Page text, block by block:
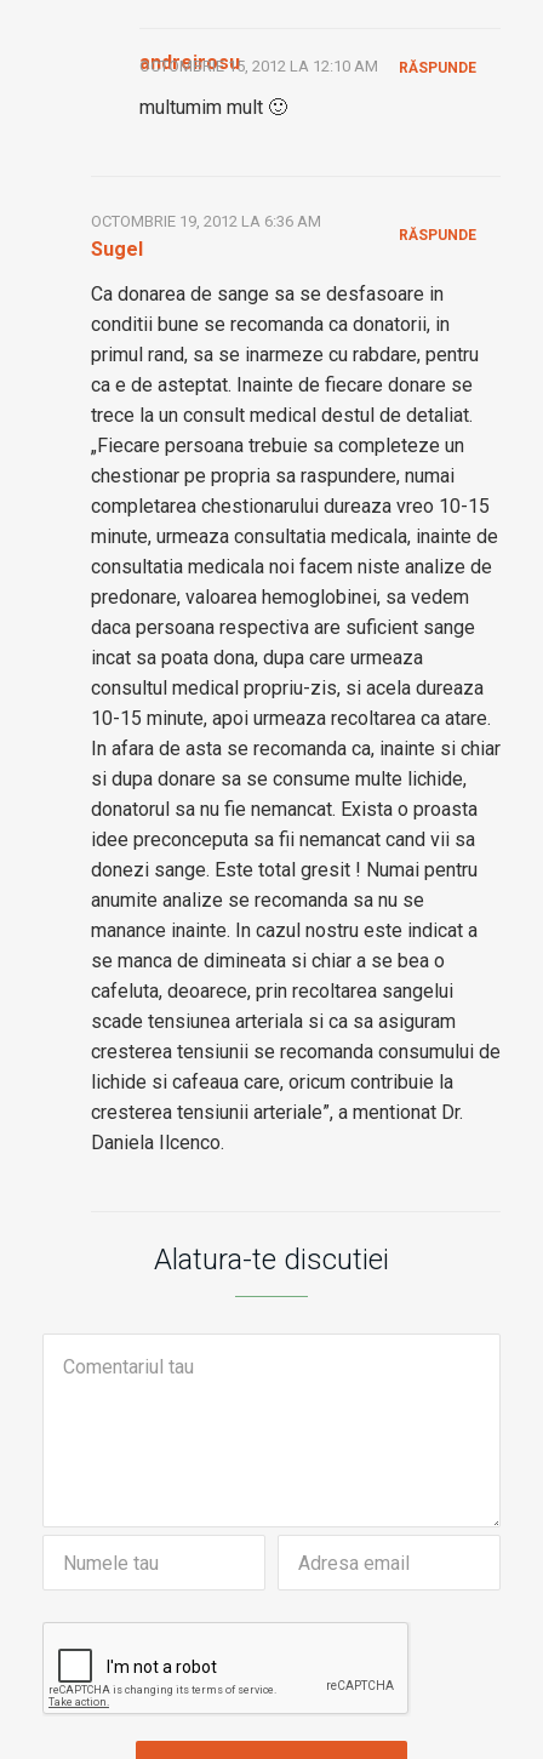
andreirosu
OCTOMBRIE 15, 2012 LA 12:10 AM
multumim mult 🙂
RĂSPUNDE
Sugel
OCTOMBRIE 19, 2012 LA 6:36 AM
Ca donarea de sange sa se desfasoare in
conditii bune se recomanda ca donatorii, in
primul rand, sa se inarmeze cu rabdare, pentru
ca e de asteptat. Inainte de fiecare donare se
trece la un consult medical destul de detaliat.
„Fiecare persoana trebuie sa completeze un
chestionar pe propria sa raspundere, numai
completarea chestionarului dureaza vreo 10-15
minute, urmeaza consultatia medicala, inainte de
consultatia medicala noi facem niste analize de
predonare, valoarea hemoglobinei, sa vedem
daca persoana respectiva are suficient sange
incat sa poata dona, dupa care urmeaza
consultul medical propriu-zis, si acela dureaza
10-15 minute, apoi urmeaza recoltarea ca atare.
In afara de asta se recomanda ca, inainte si chiar
si dupa donare sa se consume multe lichide,
donatorul sa nu fie nemancat. Exista o proasta
idee preconceputa sa fii nemancat cand vii sa
donezi sange. Este total gresit ! Numai pentru
anumite analize se recomanda sa nu se
manance inainte. In cazul nostru este indicat a
se manca de dimineata si chiar a se bea o
cafeluta, deoarece, prin recoltarea sangelui
scade tensiunea arteriala si ca sa asiguram
cresterea tensiunii se recomanda consumului de
lichide si cafeaua care, oricum contribuie la
cresterea tensiunii arteriale”, a mentionat Dr.
Daniela Ilcenco.
RĂSPUNDE
Alatura-te discutiei